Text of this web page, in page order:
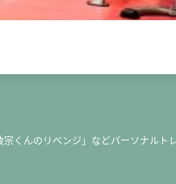
くんのリベンジ」などパーソナルト